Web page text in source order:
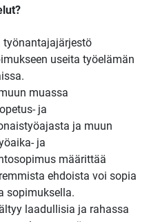
työnantajajärjestö
useita työelämän
muassa
ja
ja muun
ja
määrittää
ehdoista voi sopia
sopimuksella.
laadullisia ja rahassa